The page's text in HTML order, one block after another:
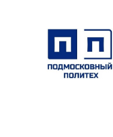
содержимому